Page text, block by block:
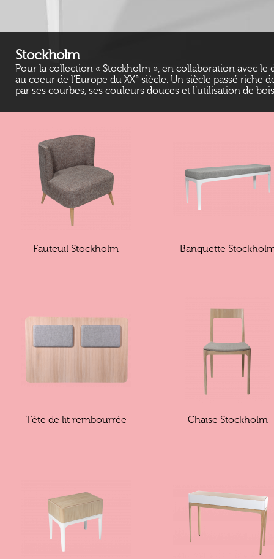
Stockholm
Pour la collection « Stockholm », en collaboration avec le
au coeur de l’Europe du XX° siècle. Un siècle passé
par ses courbes, ses couleurs douces et l’utilisation de
Fauteuil Stockholm Banquette
Tête de lit rembourrée Chaise Stockholm